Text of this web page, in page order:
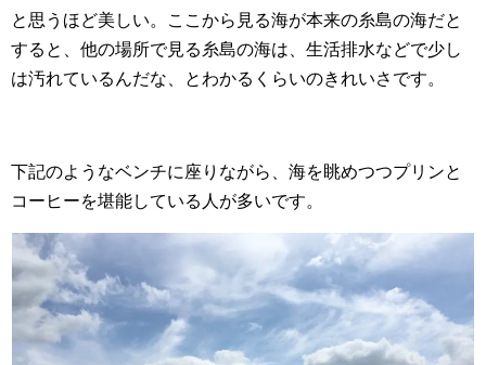
と思うほど美しい。ここから見る海が本来の糸島の海だと
すると、他の場所で見る糸島の海は、生活排水などで少し
は汚れているんだな、とわかるくらいのきれいさです。
下記のようなベンチに座りながら、海を眺めつつプリンと
コーヒーを堪能している人が多いです。